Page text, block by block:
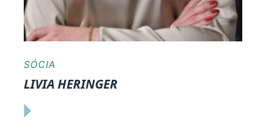
SÓCIA
LIVIA HERINGER